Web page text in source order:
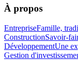
À propos
EntrepriseFamille,
ConstructionSavoir-
DéveloppementUne
Gestion